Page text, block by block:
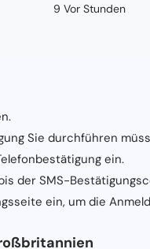
9 Vor Stunden
Sie durchführen
ein.
der SMS-
ein, um die